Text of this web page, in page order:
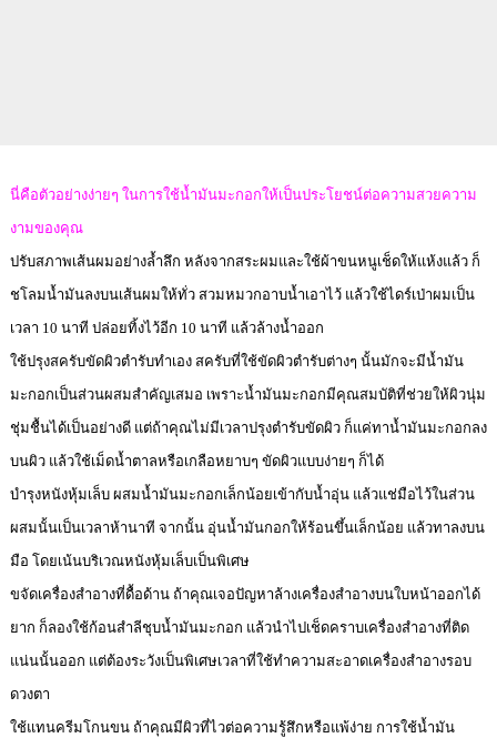
นี่คือตัวอย่างง่ายๆ ในการใช้น้ำมันมะกอกให้เป็นประโยชน์ต่อความสวยความ
งามของคุณ
ปรับสภาพเส้นผมอย่างล้ำลึก หลังจากสระผมและใช้ผ้าขนหนูเช็ดให้แห้งแล้ว ก็
ชโลมน้ำมันลงบนเส้นผมให้ทั่ว สวมหมวกอาบน้ำเอาไว้ แล้วใช้ไดร์เป่าผมเป็น
เวลา 10 นาที ปล่อยทิ้งไว้อีก 10 นาที แล้วล้างน้ำออก
ใช้ปรุงสครับขัดผิวตำรับทำเอง สครับที่ใช้ขัดผิวตำรับต่างๆ นั้นมักจะมีน้ำมัน
มะกอกเป็นส่วนผสมสำคัญเสมอ เพราะน้ำมันมะกอกมีคุณสมบัติที่ช่วยให้ผิวนุ่ม
ชุ่มชื้นได้เป็นอย่างดี แต่ถ้าคุณไม่มีเวลาปรุงตำรับขัดผิว ก็แค่ทาน้ำมันมะกอกลง
บนผิว แล้วใช้เม็ดน้ำตาลหรือเกลือหยาบๆ ขัดผิวแบบง่ายๆ ก็ได้
บำรุงหนังหุ้มเล็บ ผสมน้ำมันมะกอกเล็กน้อยเข้ากับน้ำอุ่น แล้วแช่มือไว้ในส่วน
ผสมนั้นเป็นเวลาห้านาที จากนั้น อุ่นน้ำมันกอกให้ร้อนขึ้นเล็กน้อย แล้วทาลงบน
มือ โดยเน้นบริเวณหนังหุ้มเล็บเป็นพิเศษ
ขจัดเครื่องสำอางที่ดื้อด้าน ถ้าคุณเจอปัญหาล้างเครื่องสำอางบนใบหน้าออกได้
ยาก ก็ลองใช้ก้อนสำลีชุบน้ำมันมะกอก แล้วนำไปเช็ดคราบเครื่องสำอางที่ติด
แน่นนั้นออก แต่ต้องระวังเป็นพิเศษเวลาที่ใช้ทำความสะอาดเครื่องสำอางรอบ
ดวงตา
ใช้แทนครีมโกนขน ถ้าคุณมีผิวที่ไวต่อความรู้สึกหรือแพ้ง่าย การใช้น้ำมัน